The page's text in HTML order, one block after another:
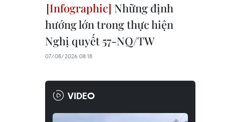
Những định
hướng lớn trong thực hiện
Nghị quyết 57-NQ/TW
07/08/2026 08:18
VIDEO